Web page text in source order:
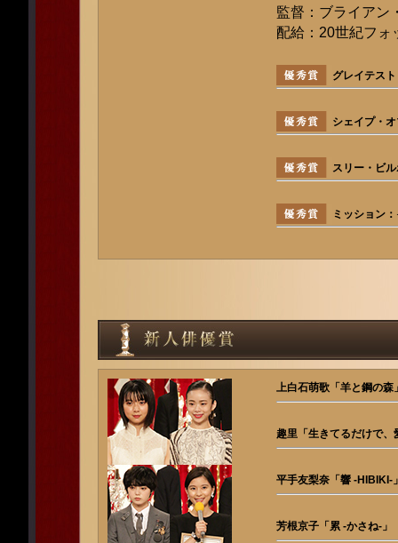
監督：ブライア
配給：20世紀フォ
グレイテス
シェイプ・
スリー・ビ
ミッション
上白石萌歌「羊と鋼の森
趣里「生きてるだけで、
平手友梨奈「響 -HIBIKI-
芳根京子「累 -かさね-」